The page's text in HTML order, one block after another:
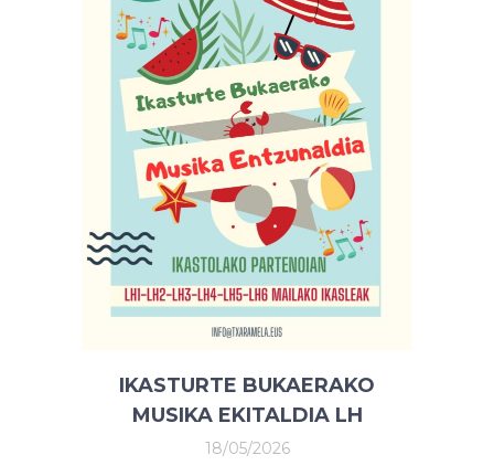
IKASTURTE BUKAERAKO
MUSIKA EKITALDIA LH
18/05/2026